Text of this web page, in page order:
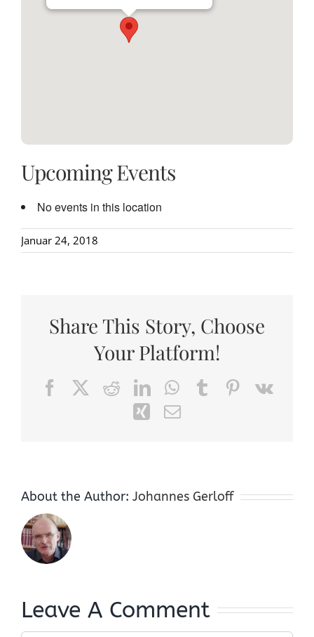
Upcoming Events
No events in this location
Januar 24, 2018
Share This Story, Choose
Your Platform!
FacebookRedditLinkedInWhatsApp
TumblrPinterest
Vk
XingEmail
About the Author: Johannes Gerloff
Leave A Comment